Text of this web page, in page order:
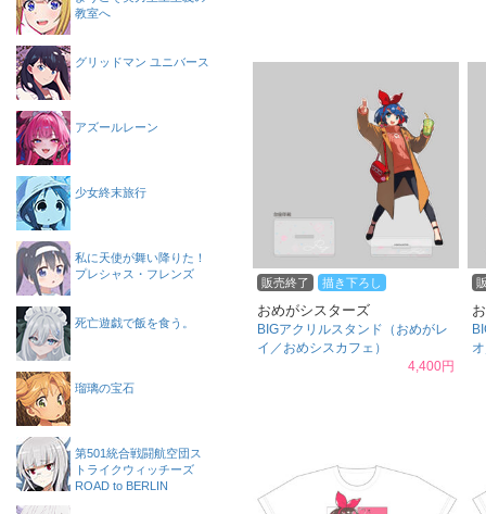
販売終了 描き下ろし
おめがシスターズ
BIGアクリルスタンド（おめがレ
イ／おめシスカフェ）
4,400円
教室へ
グリッドマン ユニバース
アズールレーン
少女終末旅行
私に天使が舞い降りた！
プレシャス・フレンズ
死亡遊戯で飯を食う。
瑠璃の宝石
第501統合戦闘航空団ス
トライクウィッチーズ
ROAD to BERLIN